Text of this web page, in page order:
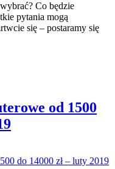
Co będzie
pytania mogą
się – postaramy się
od 1500